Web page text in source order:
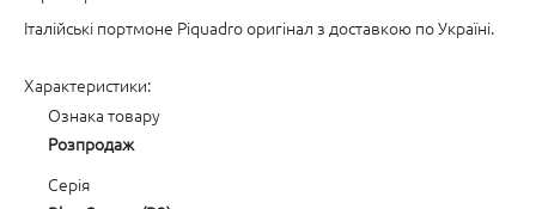
Італійські портмоне Piquadro оригінал з доставкою по Україні.
Характеристики:
Ознака товару
Розпродаж
Серія